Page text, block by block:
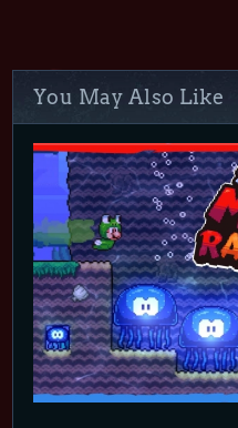
You May Also Like